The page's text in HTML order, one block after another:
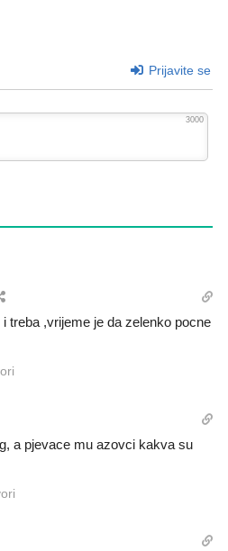
Prijavite se
3000
treba ,vrijeme je da zelenko pocne
a pjevace mu azovci kakva su